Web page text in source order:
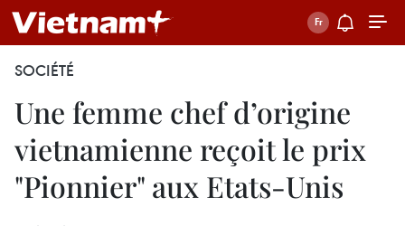
SOCIÉTÉ
Une femme chef d’origine
vietnamienne reçoit le prix
"Pionnier" aux Etats-Unis